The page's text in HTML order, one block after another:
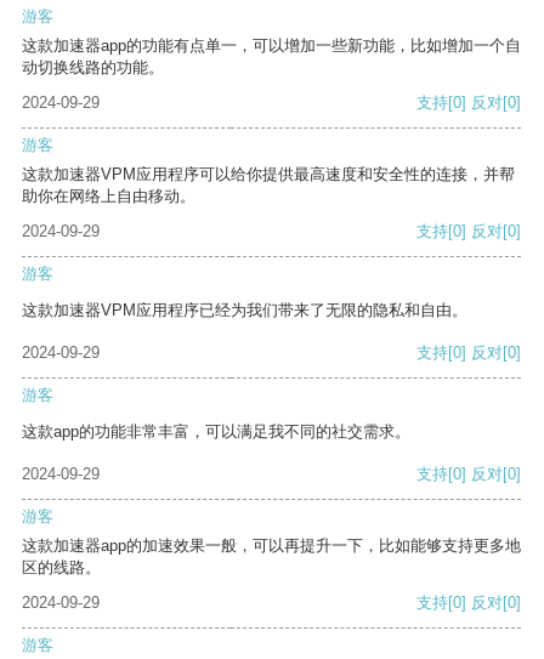
游客
这款加速器app的功能有点单一，可以增加一些新功能，比如增加一个自
动切换线路的功能。
2024-09-29
支持[0] 反对[0]
游客
这款加速器VPM应用程序可以给你提供最高速度和安全性的连接，并帮
助你在网络上自由移动。
2024-09-29
支持[0] 反对[0]
游客
这款加速器VPM应用程序已经为我们带来了无限的隐私和自由。
2024-09-29 支持[0] 反对[0]
游客
这款app的功能非常丰富，可以满足我不同的社交需求。
2024-09-29 支持[0] 反对[0]
游客
这款加速器app的加速效果一般，可以再提升一下，比如能够支持更多地
区的线路。
2024-09-29
支持[0] 反对[0]
游客